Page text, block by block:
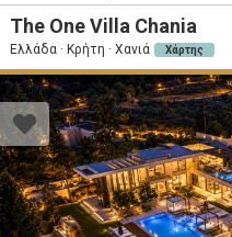
The One Villa Chania
Ελλάδα · Κρήτη · Χανιά Χάρτης